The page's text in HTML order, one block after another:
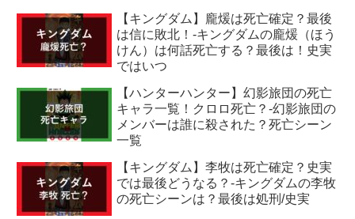
【キングダム】龐煖は死亡確定？最後
は信に敗北！-キングダムの龐煖（ほう
けん）は何話死亡する？最後は！史実
ではいつ
【ハンターハンター】幻影旅団の死亡
キャラ一覧！クロロ死亡？-幻影旅団の
メンバーは誰に殺された？死亡シーン
一覧
【キングダム】李牧は死亡確定？史実
では最後どうなる？-キングダムの李牧
の死亡シーンは？最後は処刑/史実